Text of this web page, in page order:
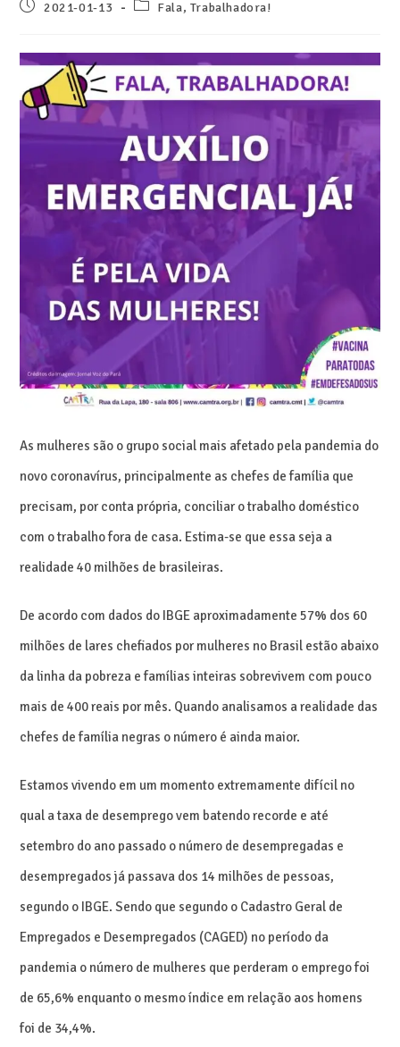
2021-01-13 Fala, Trabalhadora!
As mulheres são o grupo social mais afetado pela pandemia do
novo coronavírus, principalmente as chefes de família que
precisam, por conta própria, conciliar o trabalho doméstico
com o trabalho fora de casa. Estima-se que essa seja a
realidade 40 milhões de brasileiras.
De acordo com dados do IBGE aproximadamente 57% dos 60
milhões de lares chefiados por mulheres no Brasil estão abaixo
da linha da pobreza e famílias inteiras sobrevivem com pouco
mais de 400 reais por mês. Quando analisamos a realidade das
chefes de família negras o número é ainda maior.
Estamos vivendo em um momento extremamente difícil no
qual a taxa de desemprego vem batendo recorde e até
setembro do ano passado o número de desempregadas e
desempregados já passava dos 14 milhões de pessoas,
segundo o IBGE. Sendo que segundo o Cadastro Geral de
Empregados e Desempregados (CAGED) no período da
pandemia o número de mulheres que perderam o emprego foi
de 65,6% enquanto o mesmo índice em relação aos homens
foi de 34,4%.